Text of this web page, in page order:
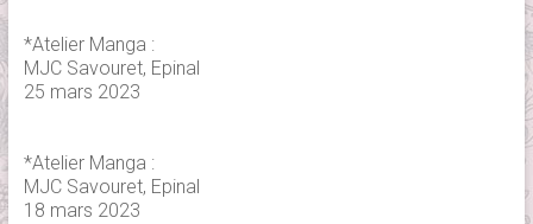
*Atelier Manga :
MJC Savouret, Epinal
25 mars 2023
*Atelier Manga :
MJC Savouret, Epinal
18 mars 2023